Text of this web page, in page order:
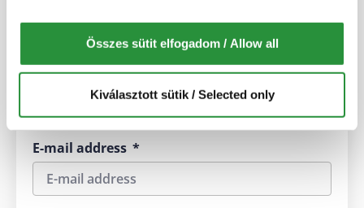
Összes sütit elfogadom / Allow all
Kiválasztott sütik / Selected only
We will contact you within 1 working
Name
E-mail address